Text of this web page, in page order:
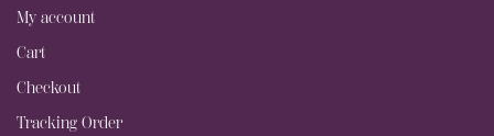
My account
Cart
Checkout
Tracking Order